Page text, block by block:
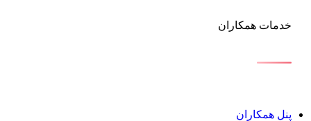
خدمات همکاران
پنل همکاران